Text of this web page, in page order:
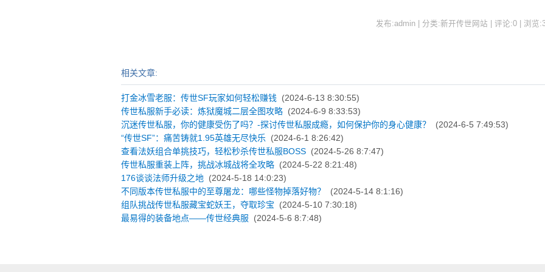
发布:admin | 分类:新开传世网站 | 评论:0 | 浏览:
相关文章:
打金冰雪老服：传世SF玩家如何轻松赚钱 (2024-6-13 8:30:55)
传世私服新手必读：炼狱魔城二层全图攻略 (2024-6-9 8:33:53)
沉迷传世私服，你的健康受伤了吗？-探讨传世私服成瘾，如何保护你的身心健康？
(2024-6-5 7:49:53)
“传世SF”：痛苦铸就1.95英雄无尽快乐 (2024-6-1 8:26:42)
查看法妖组合单挑技巧，轻松秒杀传世私服BOSS (2024-5-26 8:7:47)
传世私服重装上阵，挑战冰城战将全攻略 (2024-5-22 8:21:48)
176谈谈法师升级之地 (2024-5-18 14:0:23)
不同版本传世私服中的至尊屠龙：哪些怪物掉落好物？
(2024-5-14 8:1:16)
组队挑战传世私服藏宝蛇妖王，夺取珍宝 (2024-5-10 7:30:18)
最易得的装备地点——传世经典服 (2024-5-6 8:7:48)